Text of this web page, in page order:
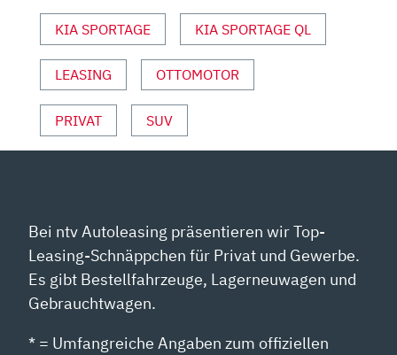
MOTOR
UND
VON
YOUTUBE
ANZEIGEN
KIA SPORTAGE KIA SPORTAGE QL
LEASING OTTOMOTOR
PRIVAT SUV
Bei ntv Autoleasing präsentieren wir Top-
Leasing-Schnäppchen für Privat und Gewerbe.
Es gibt Bestellfahrzeuge, Lagerneuwagen und
Gebrauchtwagen.
* = Umfangreiche Angaben zum offiziellen